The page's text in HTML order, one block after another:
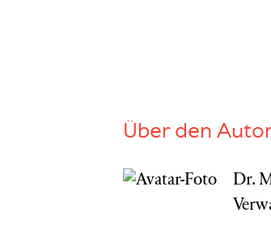
Über den
Dr.